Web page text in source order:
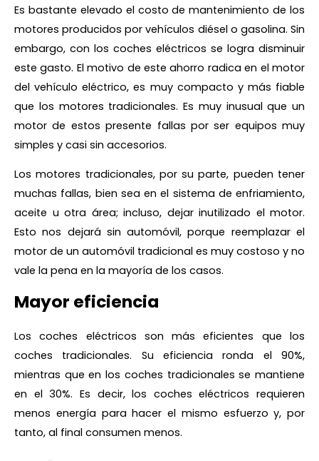
Es bastante elevado el costo de mantenimiento de los
motores producidos por vehículos diésel o gasolina. Sin
embargo, con los coches eléctricos se logra disminuir
este gasto. El motivo de este ahorro radica en el motor
del vehículo eléctrico, es muy compacto y más fiable
que los motores tradicionales. Es muy inusual que un
motor de estos presente fallas por ser equipos muy
simples y casi sin accesorios.
Los motores tradicionales, por su parte, pueden tener
muchas fallas, bien sea en el sistema de enfriamiento,
aceite u otra área; incluso, dejar inutilizado el motor.
Esto nos dejará sin automóvil, porque reemplazar el
motor de un automóvil tradicional es muy costoso y no
vale la pena en la mayoría de los casos.
Mayor eficiencia
Los coches eléctricos son más eficientes que los
coches tradicionales. Su eficiencia ronda el 90%,
mientras que en los coches tradicionales se mantiene
en el 30%. Es decir, los coches eléctricos requieren
menos energía para hacer el mismo esfuerzo y, por
tanto, al final consumen menos.